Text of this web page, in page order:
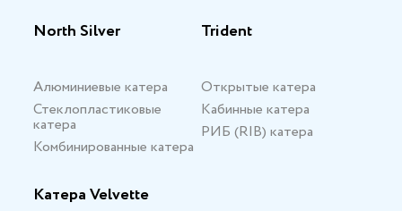
North Silver
Алюминиевые катера
Стеклопластиковые
катера
Комбинированные катера
Trident
Открытые катера
Кабинные катера
РИБ (RIB) катера
Катера Velvette